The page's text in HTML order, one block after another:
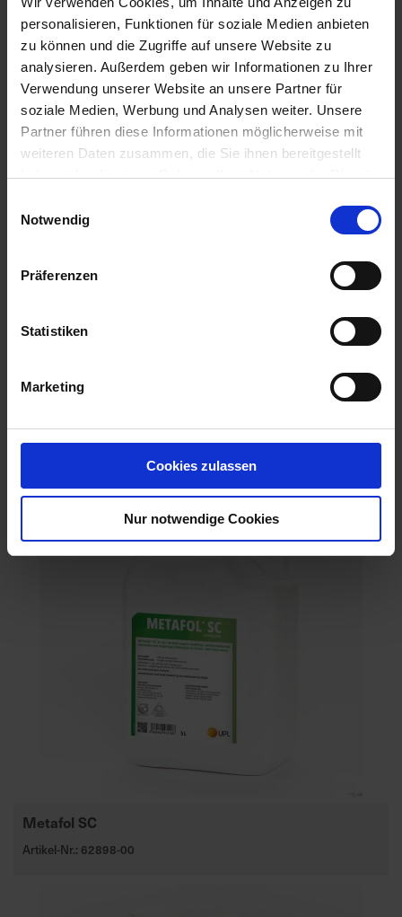
personalisieren, Funktionen für soziale Medien anbieten
zu können und die Zugriffe auf unsere Website zu
analysieren. Außerdem geben wir Informationen zu Ihrer
Verwendung unserer Website an unsere Partner für
soziale Medien, Werbung und Analysen weiter. Unsere
Partner führen diese Informationen möglicherweise mit
weiteren Daten zusammen, die Sie ihnen bereitgestellt
haben oder die sie im Rahmen Ihrer Nutzung der Dienste
Notwendig
Präferenzen
Statistiken
Marketing
Cookies zulassen
Nur notwendige Cookies
Artikel-Nr.: 60385-02-cfg
Metafol SC
Artikel-Nr.: 62898-00